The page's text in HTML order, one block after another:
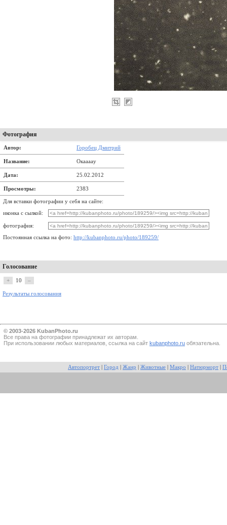
Фотография
Автор: Горобец Дмитрий
Название: Окaaaay
Дата: 25.02.2012
Просмотры: 2383
Для вставки фотографии у себя на сайте:
иконка с сылкой:
фотография:
Постоянная ссылка на фото: http://kubanphoto.ru/photo/189259/
Голосование
+ 10 –
Результаты голосования
© 2003-2026 KubanPhoto.ru
Все прaва на фотографии принадлежат их авторам.
При использовании любых материалов, ссылка на сайт kubanphoto.ru обязательна.
Автопортрет Город Жанр Животные Макро Натюрморт